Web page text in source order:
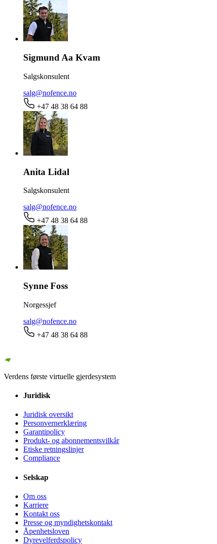
Sigmund Aa Kvam
Salgskonsulent
salg@nofence.no
+47 48 38 64 88
Anita Lidal
Salgskonsulent
salg@nofence.no
+47 48 38 64 88
Synne Foss
Norgessjef
salg@nofence.no
+47 48 38 64 88
Verdens første virtuelle gjerdesystem
Juridisk
Juridisk oversikt
Personvernerklæring
Garantipolicy
Produkt- og abonnementsvilkår
Etiske retningslinjer
Compliance
Selskap
Om oss
Karriere
Kontakt oss
Presse og myndighetskontakt
Åpenhetsloven
Dyrevelferdspolicy